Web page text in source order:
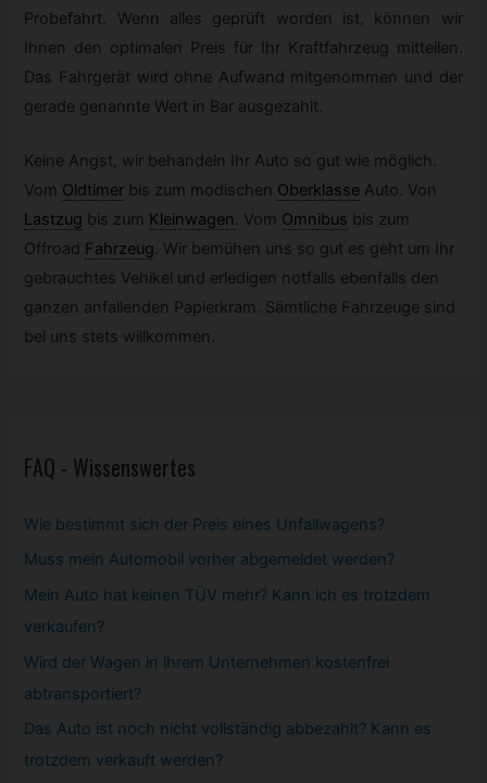
Probefahrt. Wenn alles geprüft worden ist, können wir
Ihnen den optimalen Preis für Ihr Kraftfahrzeug mitteilen.
Das Fahrgerät wird ohne Aufwand mitgenommen und der
gerade genannte Wert in Bar ausgezahlt.
Keine Angst, wir behandeln Ihr Auto so gut wie möglich.
Vom Oldtimer bis zum modischen Oberklasse Auto. Von
Lastzug bis zum Kleinwagen. Vom Omnibus bis zum
Offroad Fahrzeug. Wir bemühen uns so gut es geht um Ihr
gebrauchtes Vehikel und erledigen notfalls ebenfalls den
ganzen anfallenden Papierkram. Sämtliche Fahrzeuge sind
bei uns stets willkommen.
FAQ - Wissenswertes
Wie bestimmt sich der Preis eines Unfallwagens?
Muss mein Automobil vorher abgemeldet werden?
Mein Auto hat keinen TÜV mehr? Kann ich es trotzdem
verkaufen?
Wird der Wagen in ihrem Unternehmen kostenfrei
abtransportiert?
Das Auto ist noch nicht vollständig abbezahlt? Kann es
trotzdem verkauft werden?